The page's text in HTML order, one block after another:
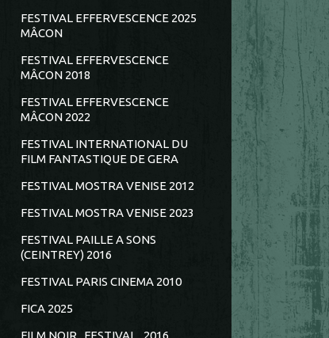
FESTIVAL EFFERVESCENCE 2025
MÂCON
FESTIVAL EFFERVESCENCE
MÂCON 2018
FESTIVAL EFFERVESCENCE
MÂCON 2022
FESTIVAL INTERNATIONAL DU
FILM FANTASTIQUE DE GERA
FESTIVAL MOSTRA VENISE 2012
FESTIVAL MOSTRA VENISE 2023
FESTIVAL PAILLE A SONS
(CEINTREY) 2016
FESTIVAL PARIS CINEMA 2010
FICA 2025